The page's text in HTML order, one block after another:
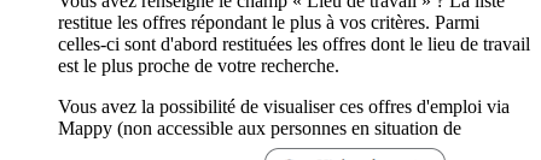
restitue les offres répondant le plus à vos critères. Parmi
celles-ci sont d'abord restituées les offres dont le lieu de travail
est le plus proche de votre recherche.
Vous avez la possibilité de visualiser ces offres d'emploi via
Mappy (non accessible aux personnes en situation de